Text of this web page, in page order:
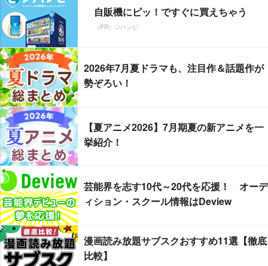
自販機にピッ！ですぐに買えちゃう
（PR）ジハンピ
2026年7月夏ドラマも、注目作＆話題作が
勢ぞろい！
【夏アニメ2026】7月期夏の新アニメを一
挙紹介！
芸能界を志す10代～20代を応援！ オーデ
ィション・スクール情報はDeview
漫画読み放題サブスクおすすめ11選【徹底
比較】